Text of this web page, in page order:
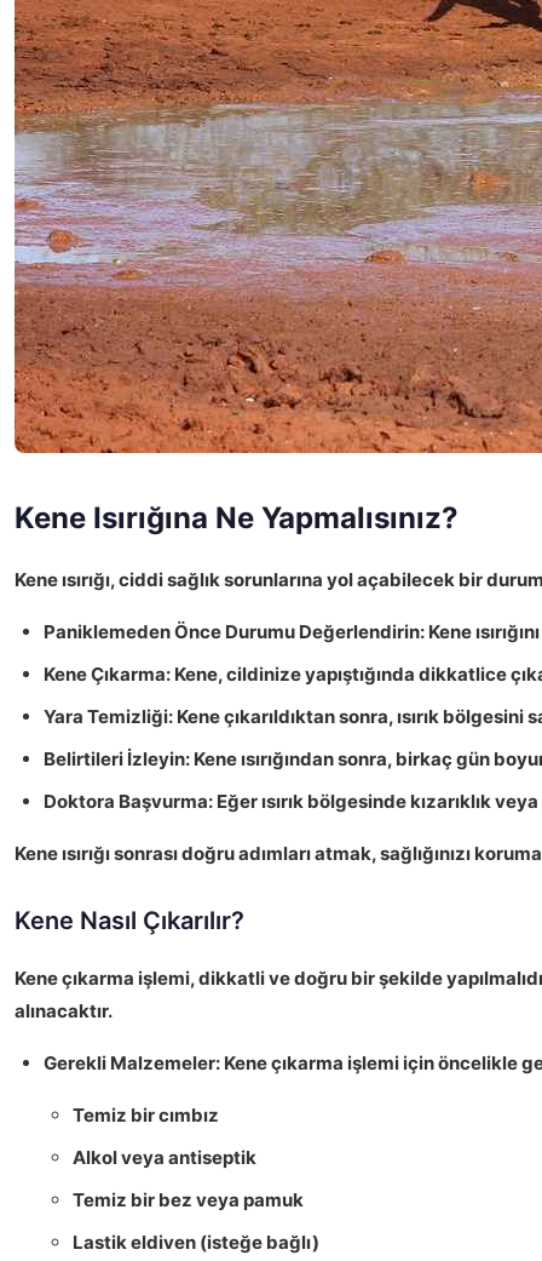
Kene Isırığına Ne Yapmalısınız?
Kene ısırığı, ciddi sağlık sorunlarına yol açabilecek bir
Paniklemeden Önce Durumu Değerlendirin: Kene
Kene Çıkarma: Kene, cildinize yapıştığında dikkatlice
Yara Temizliği: Kene çıkarıldıktan sonra, ısırık
Belirtileri İzleyin: Kene ısırığından sonra, birkaç gün
Doktora Başvurma: Eğer ısırık bölgesinde kızarıklık
Kene ısırığı sonrası doğru adımları atmak, sağlığınızı
Kene Nasıl Çıkarılır?
Kene çıkarma işlemi,dikkatlivedoğru bir şekilde
alınacaktır.
Gerekli Malzemeler: Kene çıkarma işlemi için öncelikle
Temiz bir cımbız
Alkol veya antiseptik
Temiz bir bez veya pamuk
Lastik eldiven (isteğe bağlı)